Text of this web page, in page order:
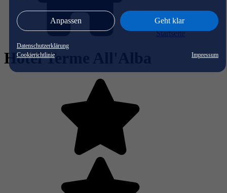
Anpassen Geht klar
Datenschutzerklärung
Cookierichtlinie
Impressum
Startseite
Hotel Terme All'Alba